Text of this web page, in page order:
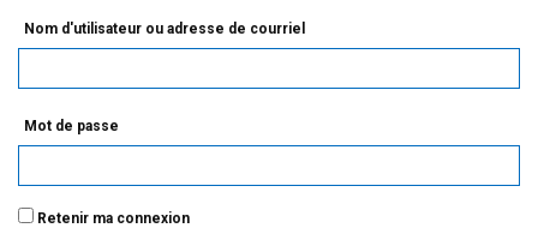
Nom d'utilisateur ou adresse de courriel
Mot de passe
Retenir ma connexion